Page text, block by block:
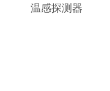
温感探测器